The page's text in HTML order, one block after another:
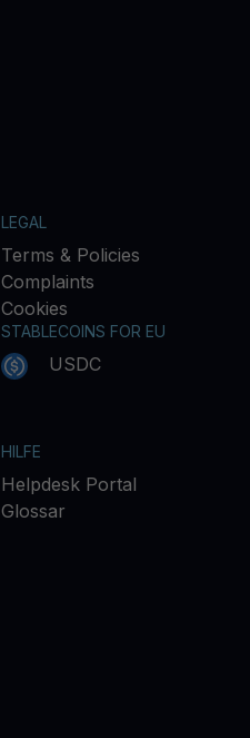
LEGAL
Terms & Policies
Complaints
Cookies
STABLECOINS FOR EU
USDC
HILFE
Helpdesk Portal
Glossar